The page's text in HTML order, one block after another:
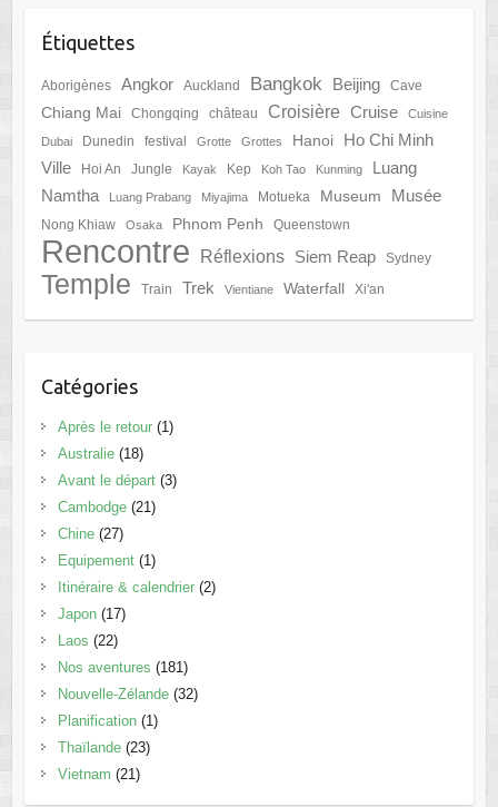
Étiquettes
Aborigènes Angkor Auckland Bangkok Beijing Cave
Chiang Mai Chongqing château Croisière Cruise Cuisine
Dubai Dunedin festival Grotte Grottes Hanoi
Ho Chi Minh
Ville
Hoi An Jungle Kayak Kep Koh Tao Kunming
Luang
Namtha
Luang Prabang Miyajima Motueka Museum Musée
Nong Khiaw Osaka Phnom Penh Queenstown
Rencontre Réflexions Siem Reap Sydney
Temple Train Trek Vientiane Waterfall Xi'an
Catégories
Après le retour(1)
Australie(18)
Avant le départ(3)
Cambodge(21)
Chine(27)
Equipement(1)
Itinéraire & calendrier(2)
Japon(17)
Laos (22)
Nos aventures (181)
Nouvelle-Zélande(32)
Planification(1)
Thaïlande(23)
Vietnam (21)